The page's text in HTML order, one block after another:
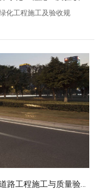
化工程施工及验收规
CJJ1-2008城市道路工程施工与质量验收规范